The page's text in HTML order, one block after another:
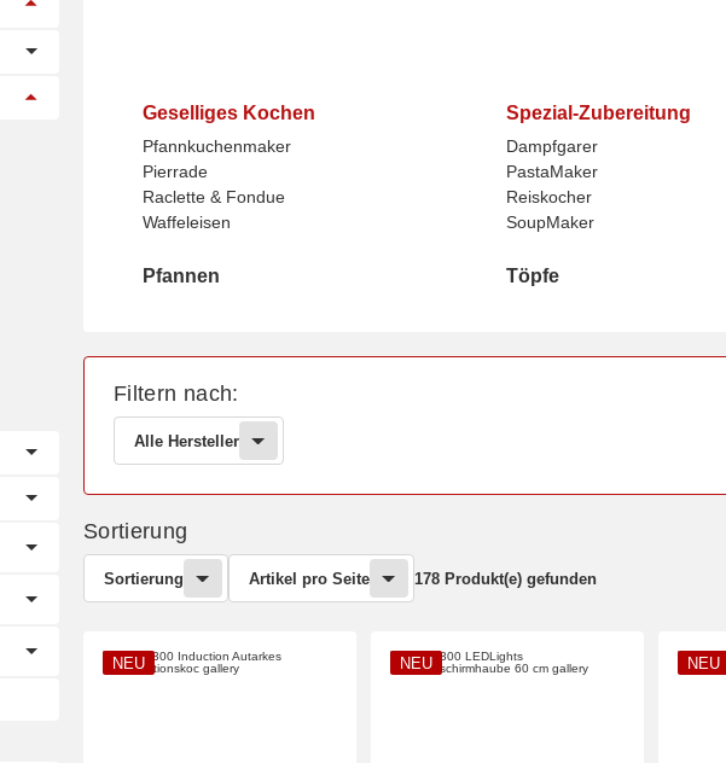
Geselliges Kochen
Pfannkuchenmaker
Pierrade
Raclette & Fondue
Waffeleisen
Spezial-Zubereitung
Dampfgarer
PastaMaker
Reiskocher
SoupMaker
Pfannen
Pfannen
Töpfe
Töpfe
Filtern nach:
Alle Hersteller
Sortierung
Sortierung Artikel pro Seite 178 Produkt(e) gefunden
NEU NEU NEU